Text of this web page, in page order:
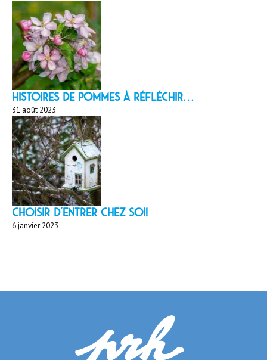
HISTOIRES DE POMMES À réfléchir…
31 août 2023
Choisir d'entrer chez soi!
6 janvier 2023